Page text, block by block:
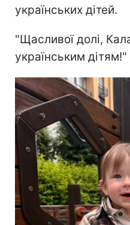
українських дітей.
"Щасливої долі,
українським